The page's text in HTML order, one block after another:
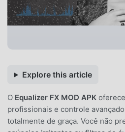
Explore this article
O Equalizer FX MOD APK
profissionais e controle
totalmente de graça. Você não